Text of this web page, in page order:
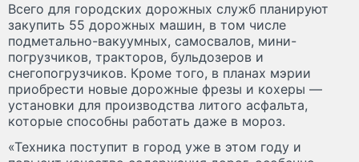
Всего для городских дорожных служб планируют
закупить 55 дорожных машин, в том числе
подметально-вакуумных, самосвалов, мини-
погрузчиков, тракторов, бульдозеров и
снегопогрузчиков. Кроме того, в планах мэрии
приобрести новые дорожные фрезы и кохеры —
установки для производства литого асфальта,
которые способны работать даже в мороз.
«Техника поступит в город уже в этом году и